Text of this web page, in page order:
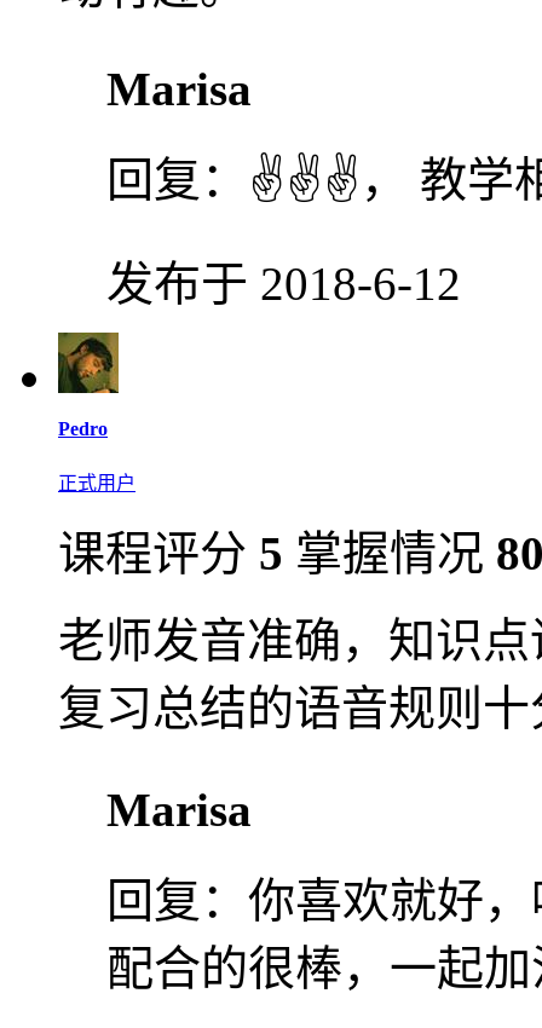
Marisa
回复： ✌✌✌， 教学
发布于 2018-6-12
Pedro
正式用户
课程评分 5 掌握情况
老师发音准确，知识
复习总结的语音规则
Marisa
回复： 你喜欢就好
配合的很棒，一起加